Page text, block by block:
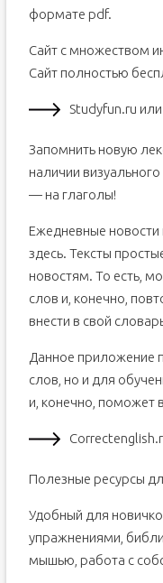
формате pdf.
Сайт с множеством
Сайт полностью
Studyfun.ru
Запомнить новую
наличии
— на глаголы!
Ежедневные
здесь. Тексты
новостям. То есть,
слов и, конечно,
внести в свой
Данное приложение
слов, но и для
и, конечно, поможет
Полезные ресурсы
Удобный для
упражнениями,
мышью, работа с